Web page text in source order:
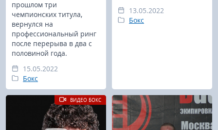
прошлом три
чемпионских титула,
вернулся на
профессиональный ринг
после перерыва в два с
половиной года.
15.05.2022
Бокс
13.05.2022
Бокс
ВИДЕО БОКС